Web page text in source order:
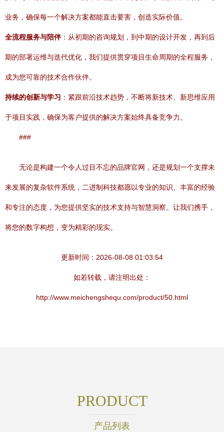
业务，确保每一个解决方案都能直击要害，创造实际价值。
全流程服务与陪伴：从初期的咨询规划，到中期的设计开发，再到后
期的部署运维与迭代优化，我们提供贯穿项目生命周期的全程服务，
成为您可靠的技术合作伙伴。
持续的创新与学习 ：紧跟前沿技术趋势，不断将新技术、新思维应用
于项目实践，确保为客户提供的解决方案始终具备竞争力。
###
无论是构建一个令人过目不忘的品牌官网，还是规划一个支撑未
来发展的复杂软件系统，二进制科技都愿以专业的知识、丰富的经验
和专注的态度，为您提供坚实的技术支持与智慧洞察。让我们携手，
将您的数字构想，变为精彩的现实。
更新时间：2026-08-08 01:03:54
如若转载，请注明出处：
http://www.meichengshequ.com/product/50.html
PRODUCT
产品列表